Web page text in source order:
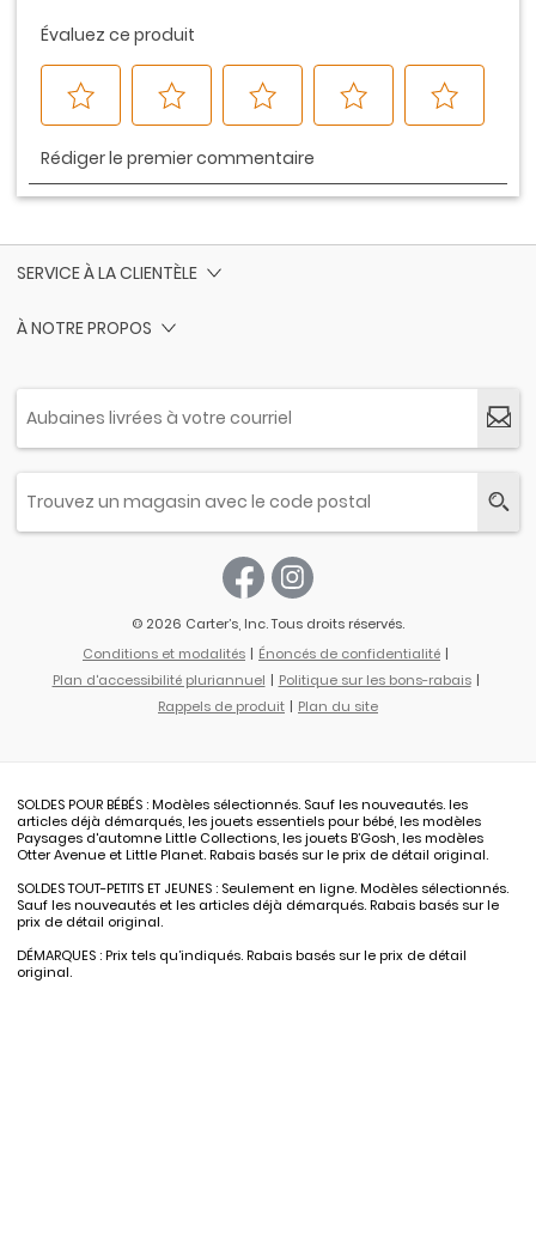
SERVICE À LA CLIENTÈLE
À NOTRE PROPOS
© 2026 Carter’s, Inc. Tous droits réservés.
Conditions et modalités
Énoncés de confidentialité
Plan d'accessibilité pluriannuel
Politique sur les bons-rabais
Rappels de produit
Plan du site
SOLDES POUR BÉBÉS : Modèles sélectionnés. Sauf les nouveautés. les
articles déjà démarqués, les jouets essentiels pour bébé, les modèles
Paysages d'automne Little Collections, les jouets B’Gosh, les modèles
Otter Avenue et Little Planet. Rabais basés sur le prix de détail original.
SOLDES TOUT-PETITS ET JEUNES : Seulement en ligne. Modèles sélectionnés.
Sauf les nouveautés et les articles déjà démarqués. Rabais basés sur le
prix de détail original.
DÉMARQUES : Prix tels qu’indiqués. Rabais basés sur le prix de détail
original.